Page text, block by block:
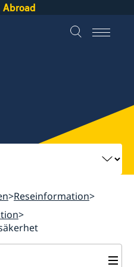
Abroad
Reseinformation